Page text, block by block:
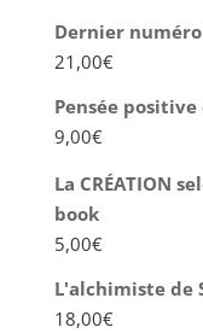
Dernier
21,00€
Pensée
9,00€
La CRÉATION
book
5,00€
L'alchimiste de
18,00€